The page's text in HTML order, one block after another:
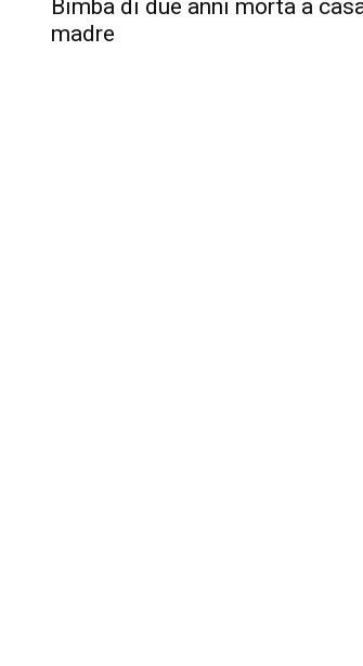
Bimba di due anni morta a
madre